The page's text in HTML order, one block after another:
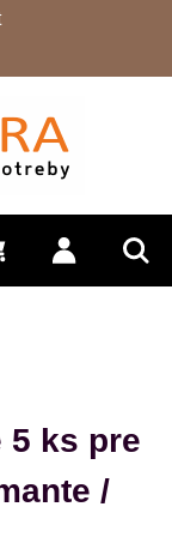
Prihlásiť
0 €
5 ks pre
/